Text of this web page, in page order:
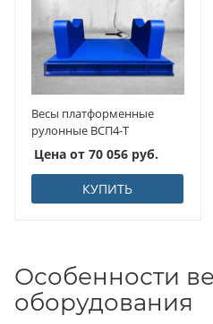
Весы платформенные
рулонные ВСП4-Т
Цена от 70 056 руб.
КУПИТЬ
Особенности
оборудования